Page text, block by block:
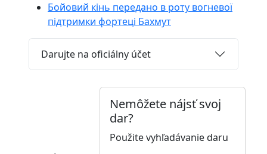
Бойовий кінь передано в роту вогневої
підтримки фортеці Бахмут
Darujte na oficiálny účet
Nemôžete nájsť svoj
dar?
Použite vyhľadávanie daru